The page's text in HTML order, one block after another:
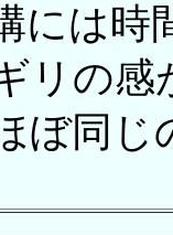
には時
リの感
ぼ同